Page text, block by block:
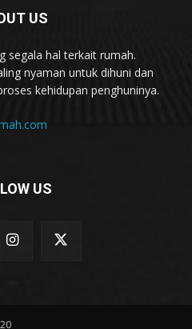
US
segala hal terkait rumah.
nyaman untuk dihuni dan
kehidupan penghuninya.
US